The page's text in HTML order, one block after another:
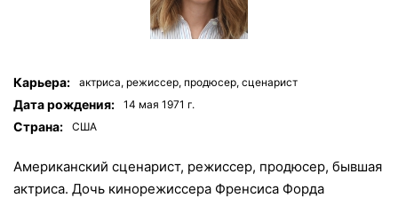
Карьера: актриса, режиссер, продюсер, сценарист
Дата рождения: 14 мая 1971 г.
Страна: США
Американский сценарист, режиссер, продюсер, бывшая
актриса. Дочь кинорежиссера Френсиса Форда